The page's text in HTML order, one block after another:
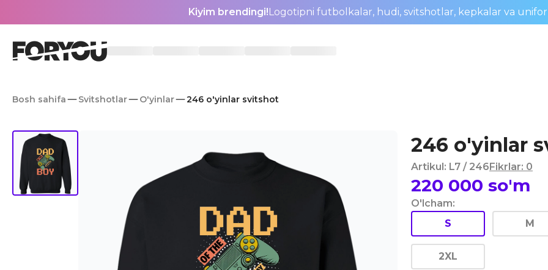
Kiyim brendingi!Logotipni futbolkalar, hudi, svitshotlar, kepkalar va
Bosh sahifa Svitshotlar O'yinlar 246 o'yinlar svitshot
246 o'yinlar
Artikul: L7 / 246Fikrlar: 0
220 000 so'm
O'lcham:
S
M
2XL